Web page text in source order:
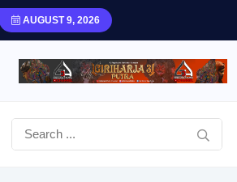
AUGUST 9, 2026